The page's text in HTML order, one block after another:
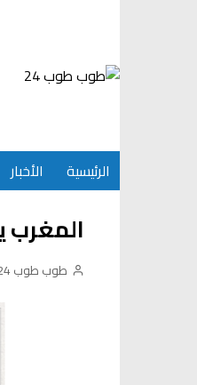
الرئيسية الأخبار
المغرب
طوب طوب 24